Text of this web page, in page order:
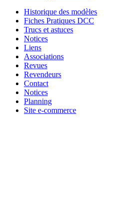
Historique des modèles
Fiches Pratiques DCC
Trucs et astuces
Notices
Liens
Associations
Revues
Revendeurs
Contact
Notices
Planning
Site e-commerce